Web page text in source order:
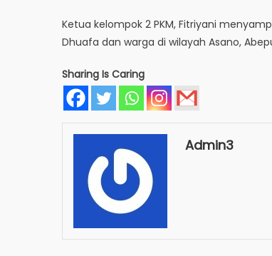
Ketua kelompok 2 PKM, Fitriyani
Dhuafa dan warga di wilayah Asano,
Sharing Is Caring
Admin3